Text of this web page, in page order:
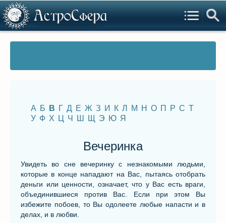
А Б В Г Д Е Ж З И К Л М Н О П Р С Т
У Ф Х Ц Ч Ш Щ Э Ю Я
Вечеринка
Увидеть во сне вечеринку с незнакомыми людьми,
которые в конце нападают на Вас, пытаясь отобрать
деньги или ценности, означает, что у Вас есть враги,
объединившиеся против Вас. Если при этом Вы
избежите побоев, то Вы одолеете любые напасти и в
делах, и в любви.